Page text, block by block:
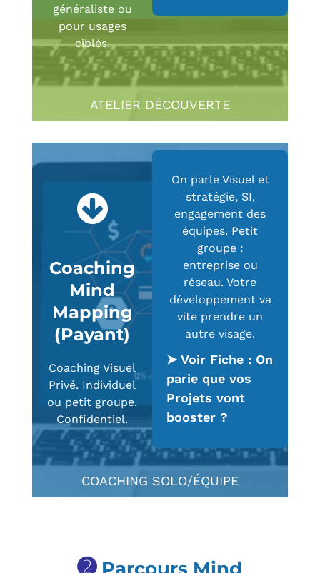
généraliste ou
pour usages
ciblés.
ATELIER DÉCOUVERTE
Coaching
Mind
Mapping
(Payant)
Coaching Visuel
Privé. Individuel
ou petit groupe.
Confidentiel.
On parle Visuel et
stratégie, SI,
engagement des
équipes. Petit
groupe :
entreprise ou
réseau. Votre
développement va
vite prendre un
autre visage.
➤ Voir Fiche : On
parie que vos
Projets vont
booster ?
COACHING SOLO/ÉQUIPE
➋